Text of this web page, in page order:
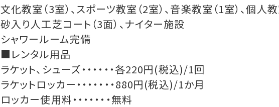
文化教室（3室）、スポーツ教室（2室）、音楽教室（1室）、個人教
砂入り人工芝コート（3面）、ナイター施設
シャワールーム完備
■レンタル用品
ラケット、シューズ・・・・・・各220円(税込)/1回
ラケットロッカー・・・・・・・880円(税込)/1か月
ロッカー使用料・・・・・・・無料